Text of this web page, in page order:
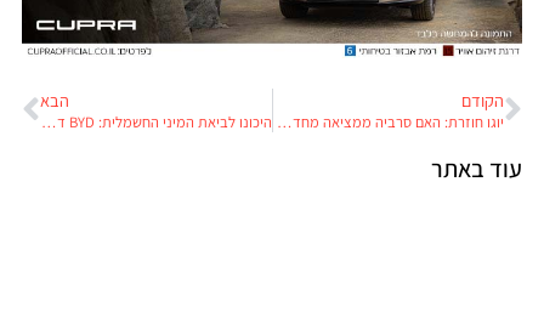
הקודם
יוגו חוזרת: האם סרביה ממציאה מחדש את "מכונית העם"?
הבא
היכונו לביאת המיני החשמלית: BYD דולפין SURF ב-115,000 שקלים
עוד באתר